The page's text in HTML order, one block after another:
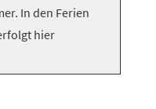
In den Ferien
hier